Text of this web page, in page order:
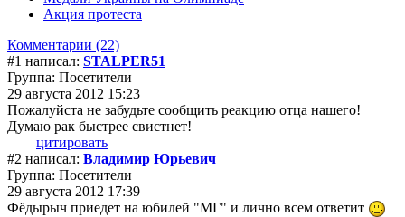
Акция протеста
Комментарии (22)
#1 написал: STALPER51
Группа: Посетители
29 августа 2012 15:23
Пожалуйста не забудьте сообщить реакцию отца нашего!
Думаю рак быстрее свистнет!
цитировать
#2 написал: Владимир Юрьевич
Группа: Посетители
29 августа 2012 17:39
Фёдырыч приедет на юбилей "МГ" и лично всем ответит